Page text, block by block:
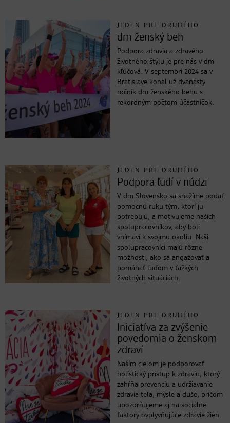
JEDEN PRE DRUHÉHO
dm ženský beh
Podpora zdravia a zdravého
životného štýlu je pre nás v dm
kľúčová. V septembri 2024 sa v
Bratislave konal už dvanásty
ročník dm ženského behu s
rekordným počtom účastníčok.
JEDEN PRE DRUHÉHO
Podpora ľudí v núdzi
V dm Slovensko sa snažíme podať
pomocnú ruku tým, ktorí ju
potrebujú, a motivujeme našich
spolupracovníkov, aby boli
vnímaví k svojmu okoliu. Naši
spolupracovníci majú rôzne
možnosti, ako sa angažovať a
pomáhať ľuďom v ťažkých
životných situáciách.
JEDEN PRE DRUHÉHO
Iniciatíva za zvýšenie
povedomia o ženskom
zdraví
Naším cieľom je podporovať
holistický prístup k zdraviu, ktorý
zahŕňa prevenciu a udržiavanie
zdravia tela, mysle a duše, pričom
upozorňujeme aj na sociálne
faktory ovplyvňujúce zdravie žien.